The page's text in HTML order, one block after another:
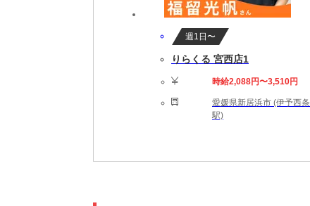
週1日〜
りらくる 宮西店1
時給2,088円〜3,510円
愛媛県新居浜市 (伊予西条
駅)